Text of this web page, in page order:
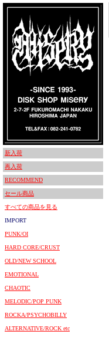
新入荷
再入荷
RECOMMEND
セール商品
すべての商品を見る
IMPORT
PUNK/OI
HARD CORE/CRUST
OLD/NEW SCHOOL
EMOTIONAL
CHAOTIC
MELODIC/POP PUNK
ROCKA/PSYCHOBILLY
ALTERNATIVE/ROCK etc